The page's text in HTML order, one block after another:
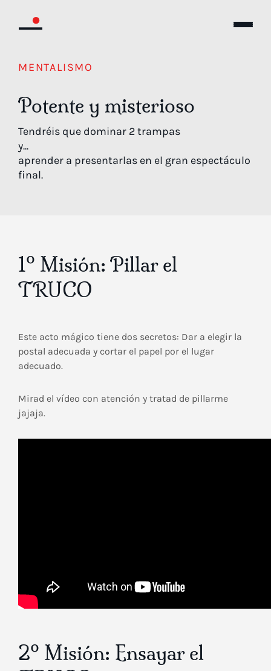
MENTALISMO
Potente y misterioso
Tendréis que dominar 2 trampas
y...
aprender a presentarlas en el gran espectáculo
final.
1º Misión: Pillar el
TRUCO
Este acto mágico tiene dos secretos: Dar a elegir la
postal adecuada y cortar el papel por el lugar
adecuado.
Mirad el vídeo con atención y tratad de pillarme
jajaja.
2º Misión: Ensayar el